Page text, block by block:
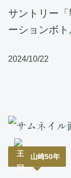
サントリー
ーションボト
2024/10/22
山崎50年